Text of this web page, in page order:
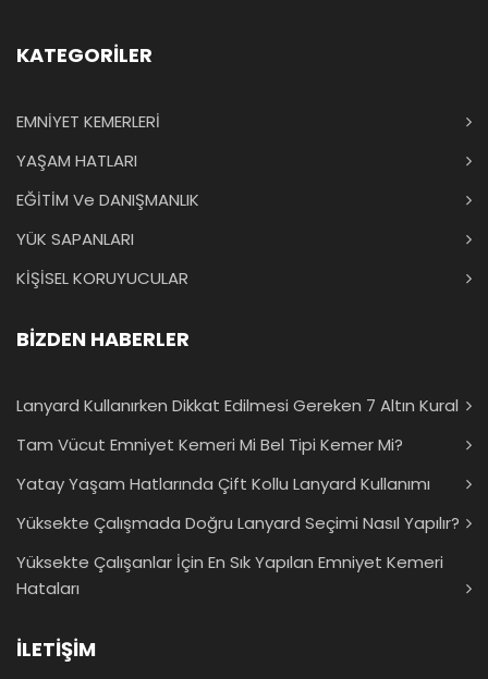
KATEGORİLER
EMNİYET KEMERLERİ
YAŞAM HATLARI
EĞİTİM Ve DANIŞMANLIK
YÜK SAPANLARI
KİŞİSEL KORUYUCULAR
BİZDEN HABERLER
Lanyard Kullanırken Dikkat Edilmesi Gereken 7 Altın Kural
Tam Vücut Emniyet Kemeri Mi Bel Tipi Kemer Mi?
Yatay Yaşam Hatlarında Çift Kollu Lanyard Kullanımı
Yüksekte Çalışmada Doğru Lanyard Seçimi Nasıl Yapılır?
Yüksekte Çalışanlar İçin En Sık Yapılan Emniyet Kemeri
Hataları
İLETİŞİM